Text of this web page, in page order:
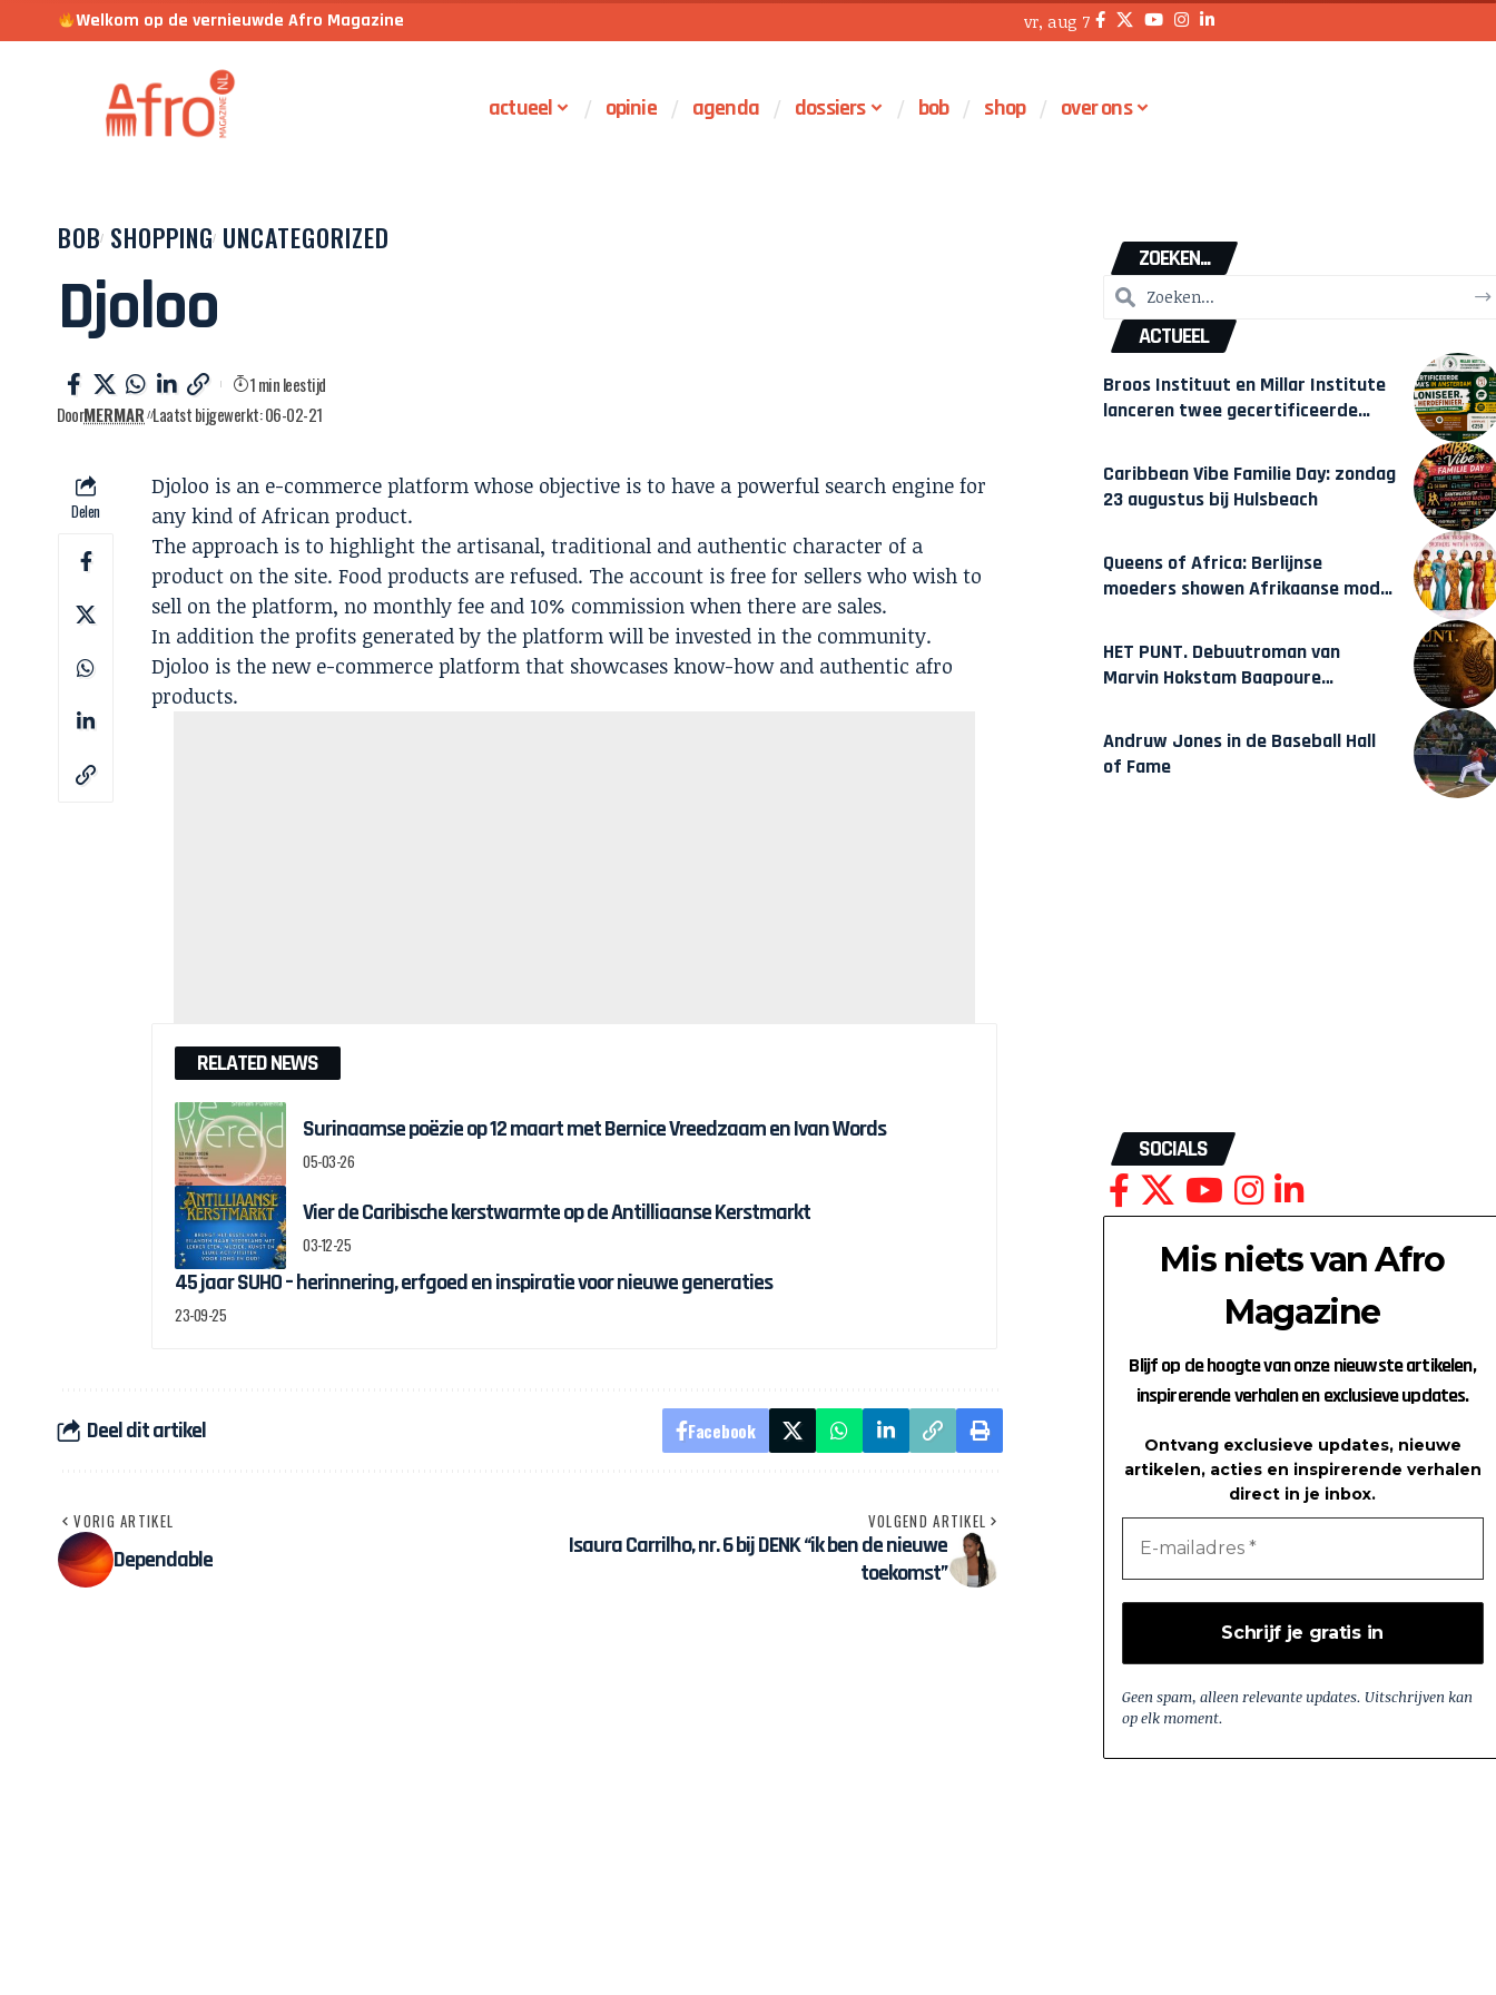
Welkom op de vernieuwde Afro Magazine vr, aug 7
actueel opinie agenda dossiers bob shop over ons
BOB SHOPPING UNCATEGORIZED
Djoloo
DoorMERMAR Laatst bijgewerkt: 06-02-21
1 min leestijd
Delen
Djoloo is an e-commerce platform whose objective is to have a powerful search engine for
any kind of African product.
The approach is to highlight the artisanal, traditional and authentic character of a
product on the site. Food products are refused. The account is free for sellers who wish to
sell on the platform, no monthly fee and 10% commission when there are sales.
In addition the profits generated by the platform will be invested in the community.
Djoloo is the new e-commerce platform that showcases know-how and authentic afro
products.
RELATED NEWS
Surinaamse poëzie op 12 maart met Bernice Vreedzaam en Ivan Words
05-03-26
Vier de Caribische kerstwarmte op de Antilliaanse Kerstmarkt
03-12-25
45 jaar SUHO – herinnering, erfgoed en inspiratie voor nieuwe generaties
23-09-25
Deel dit artikel Facebook
VORIG ARTIKEL
Dependable
VOLGEND ARTIKEL
Isaura Carrilho, nr. 6 bij DENK “ik ben de nieuwe
toekomst”
ZOEKEN...
ACTUEEL
Broos Instituut en Millar Institute
lanceren twee gecertificeerde
Amsterdam
Caribbean Vibe Familie Day: zondag
23 augustus bij Hulsbeach
Queens of Africa: Berlijnse
moeders showen Afrikaanse mode
HET PUNT. Debuutroman van
Marvin Hokstam Baapoure
Andruw Jones in de Baseball Hall
of Fame
SOCIALS
Mis niets van Afro
Magazine
Blijf op de hoogte van onze nieuwste artikelen,
inspirerende verhalen en exclusieve updates.
Ontvang exclusieve updates, nieuwe
artikelen, acties en inspirerende verhalen
direct in je inbox.
Geen spam, alleen relevante updates. Uitschrijven kan
op elk moment.